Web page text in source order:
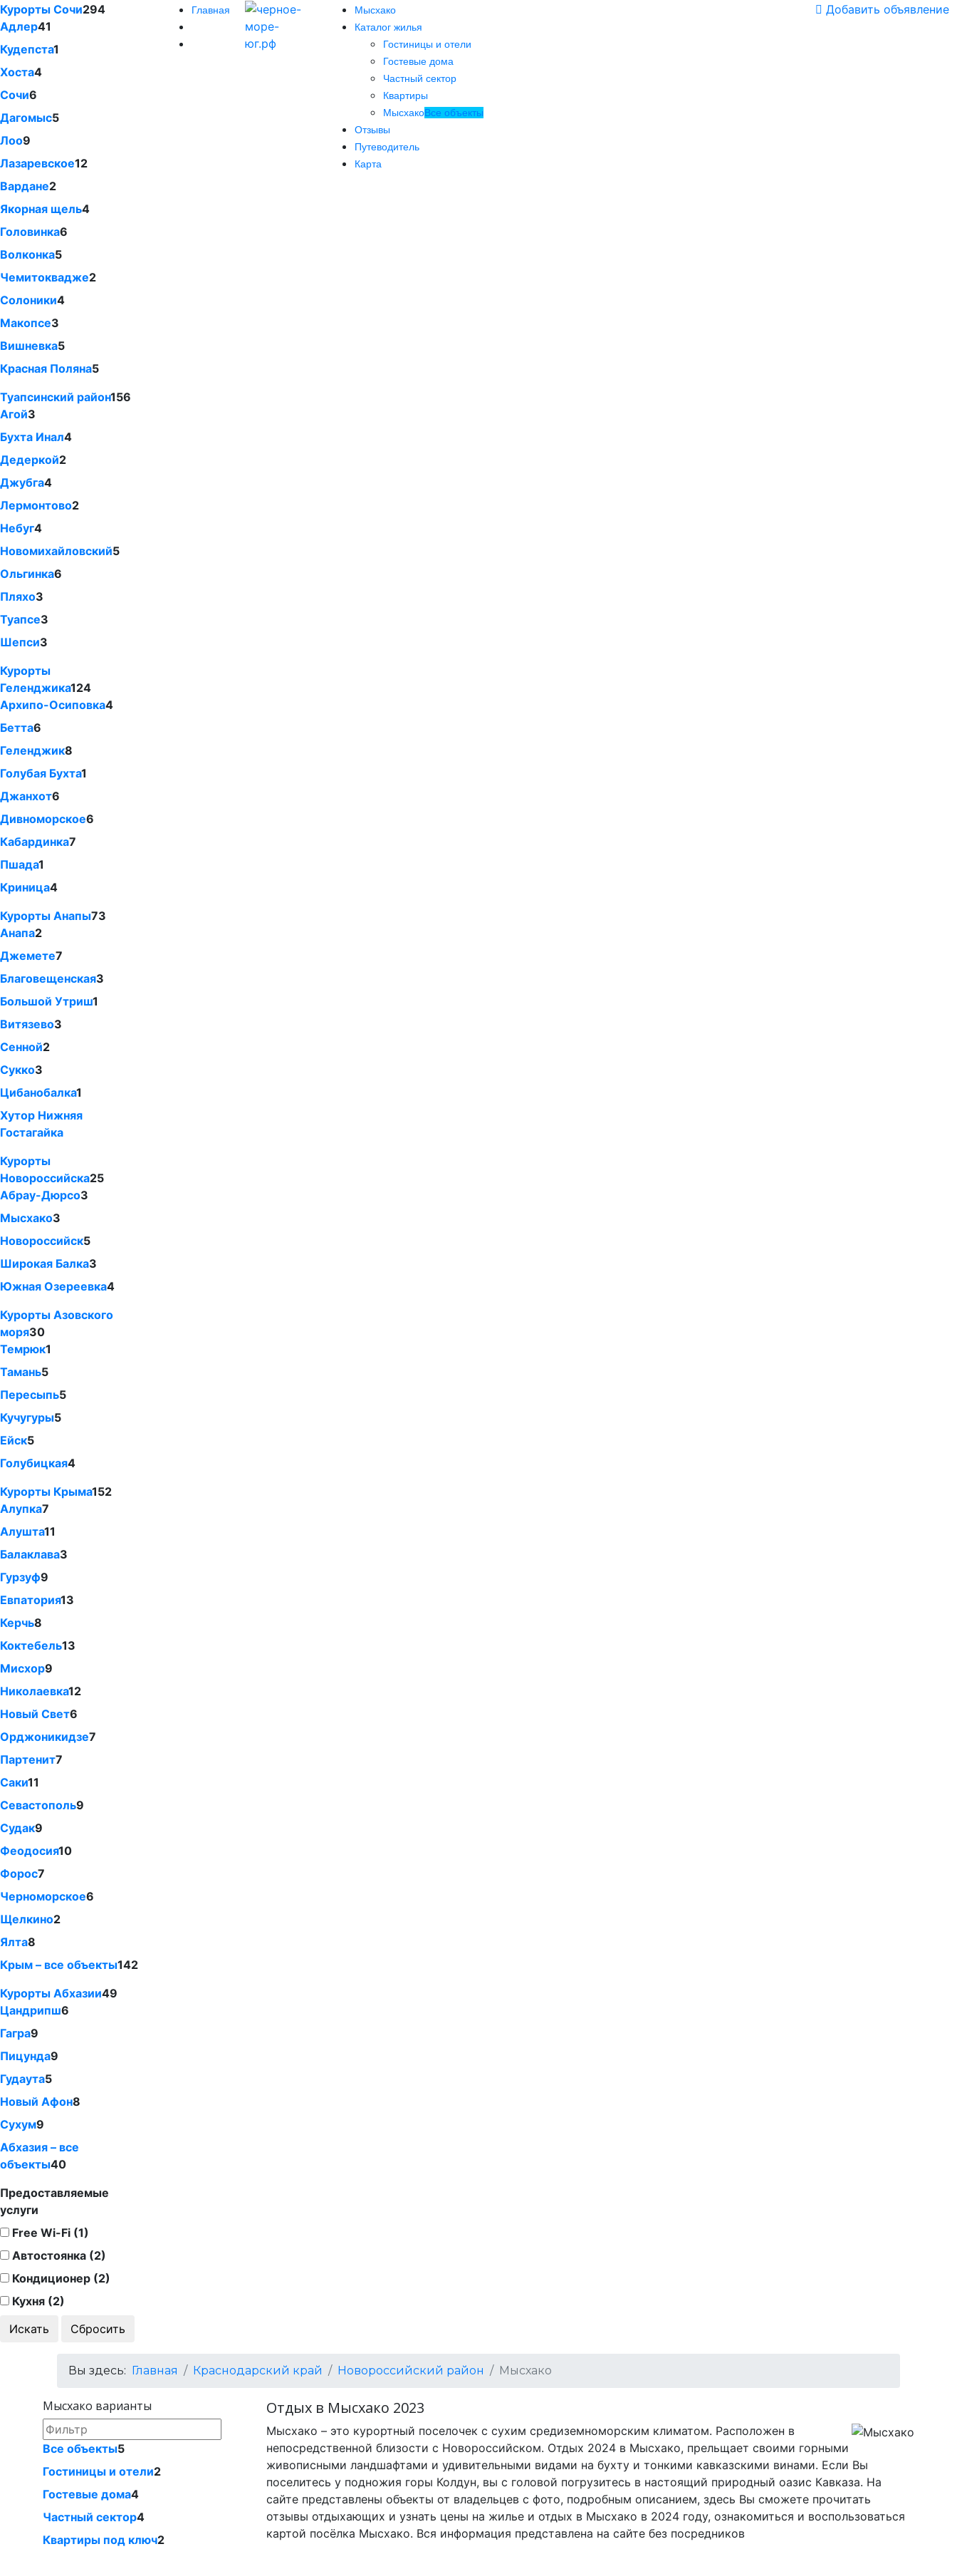
Курорты Сочи294
Адлер41
Кудепста1
Хоста4
Сочи6
Дагомыс5
Лоо9
Лазаревское12
Вардане2
Якорная щель4
Головинка6
Волконка5
Чемитоквадже2
Солоники4
Макопсе3
Вишневка5
Красная Поляна5
Туапсинский район156
Агой3
Бухта Инал4
Дедеркой2
Джубга4
Лермонтово2
Небуг4
Новомихайловский5
Ольгинка6
Пляхо3
Туапсе3
Шепси3
Курорты
Геленджика124
Архипо-Осиповка4
Бетта6
Геленджик8
Голубая Бухта1
Джанхот6
Дивноморское6
Кабардинка7
Пшада1
Криница4
Курорты Анапы73
Анапа2
Джемете7
Благовещенская3
Большой Утриш1
Витязево3
Сенной2
Сукко3
Цибанобалка1
Хутор Нижняя
Гостагайка
Курорты
Новороссийска25
Абрау-Дюрсо3
Мысхако3
Новороссийск5
Широкая Балка3
Южная Озереевка4
Курорты Азовского
моря30
Темрюк1
Тамань5
Пересыпь5
Кучугуры5
Ейск5
Голубицкая4
Курорты Крыма152
Алупка7
Алушта11
Балаклава3
Гурзуф9
Евпатория13
Керчь8
Коктебель13
Мисхор9
Николаевка12
Новый Свет6
Орджоникидзе7
Партенит7
Саки11
Севастополь9
Судак9
Феодосия10
Форос7
Черноморское6
Щелкино2
Ялта8
Крым – все объекты142
Курорты Абхазии49
Цандрипш6
Гагра9
Пицунда9
Гудаута5
Новый Афон8
Сухум9
Абхазия – все
объекты40
Предоставляемые
услуги
Free Wi-Fi (1)
Автостоянка (2)
Кондиционер (2)
Кухня (2)
Главная
Мысхако
Каталог жилья
Гостиницы и отели
Гостевые дома
Частный сектор
Квартиры
МысхакоВсе объекты
Отзывы
Путеводитель
Карта
Добавить объявление
Вы здесь: Главная Краснодарский край Новороссийский район Мысхако
Мысхако варианты
Все объекты5
Гостиницы и отели2
Гостевые дома4
Частный сектор4
Квартиры под ключ2
Отдых в Мысхако 2023
Мысхако – это курортный поселочек с сухим средиземноморским климатом. Расположен в
непосредственной близости с Новороссийском. Отдых 2024 в Мысхако, прельщает своими горными
живописными ландшафтами и удивительными видами на бухту и тонкими кавказскими винами. Если Вы
поселитесь у подножия горы Колдун, вы с головой погрузитесь в настоящий природный оазис Кавказа. На
сайте представлены объекты от владельцев с фото, подробным описанием, здесь Вы сможете прочитать
отзывы отдыхающих и узнать цены на жилье и отдых в Мысхако в 2024 году, ознакомиться и воспользоваться
картой посёлка Мысхако. Вся информация представлена на сайте без посредников